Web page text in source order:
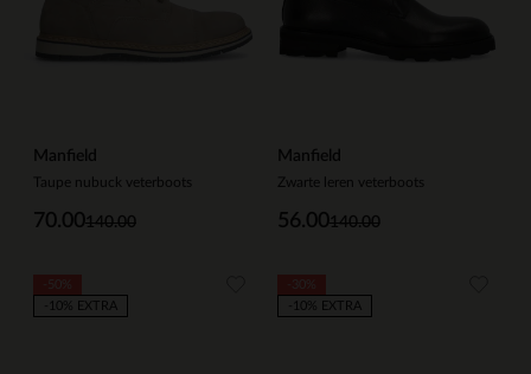
Manfield
Taupe nubuck veterboots
140.00
70.00
Manfield
Zwarte leren veterboots
140.00
56.00
-10% EXTRA
-10% EXTRA